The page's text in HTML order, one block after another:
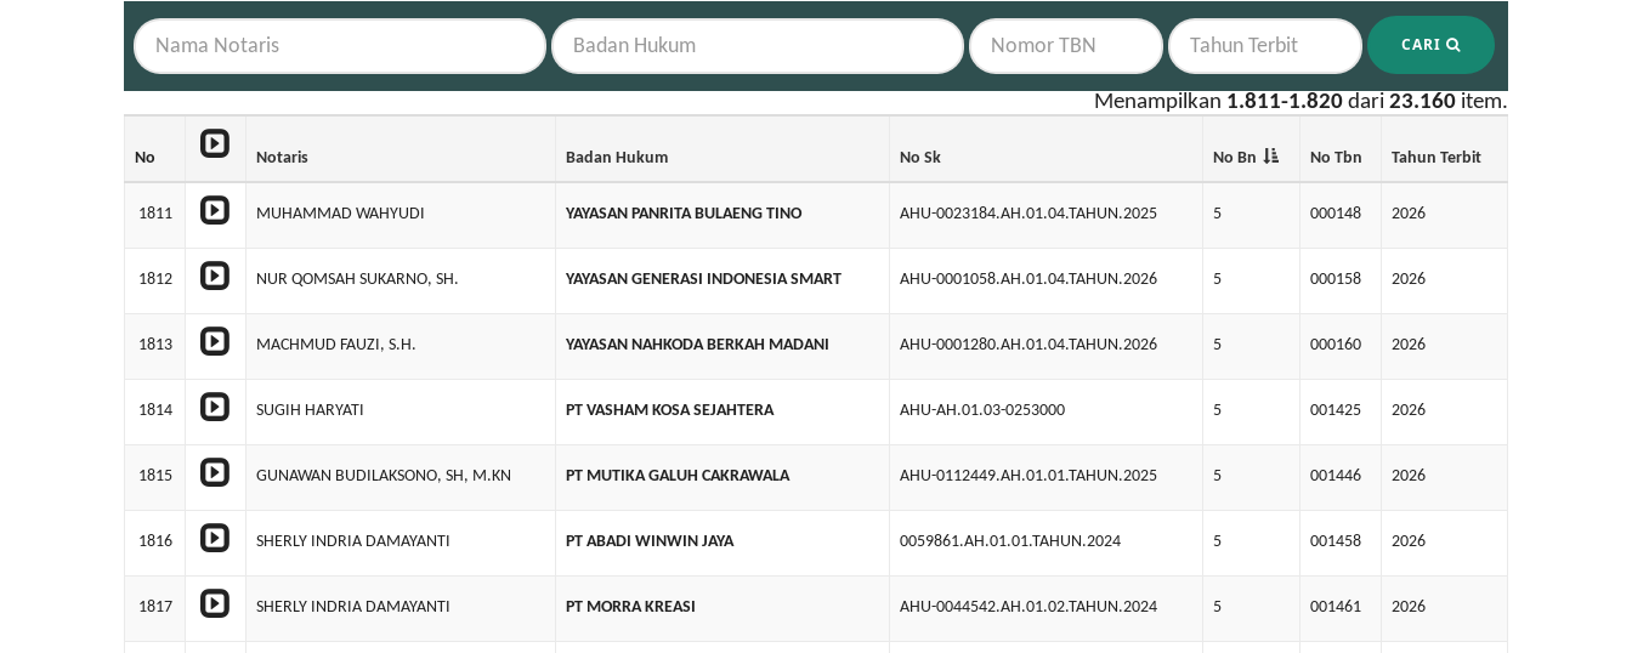
CARI
Menampilkan 1.811-1.820 dari 23.160 item.
No Notaris Badan Hukum No Sk No Bn No Tbn Tahun Terbit
1811 MUHAMMAD WAHYUDI YAYASAN PANRITA BULAENG TINO AHU-0023184.AH.01.04.TAHUN.2025 5 000148 2026
1812 NUR QOMSAH SUKARNO, SH. YAYASAN GENERASI INDONESIA SMART AHU-0001058.AH.01.04.TAHUN.2026 5 000158 2026
1813 MACHMUD FAUZI, S.H. YAYASAN NAHKODA BERKAH MADANI AHU-0001280.AH.01.04.TAHUN.2026 5 000160 2026
1814 SUGIH HARYATI PT VASHAM KOSA SEJAHTERA AHU-AH.01.03-0253000 5 001425 2026
1815 GUNAWAN BUDILAKSONO, SH, M.KN PT MUTIKA GALUH CAKRAWALA AHU-0112449.AH.01.01.TAHUN.2025 5 001446 2026
1816 SHERLY INDRIA DAMAYANTI PT ABADI WINWIN JAYA 0059861.AH.01.01.TAHUN.2024 5 001458 2026
1817 SHERLY INDRIA DAMAYANTI PT MORRA KREASI AHU-0044542.AH.01.02.TAHUN.2024 5 001461 2026